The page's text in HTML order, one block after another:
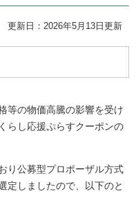
更新日：2026年5月13日更新
等の物価高騰の影響を受け
らし応援ぷらすクーポンの
り公募型プロポーザル方式
定しましたので、以下のと